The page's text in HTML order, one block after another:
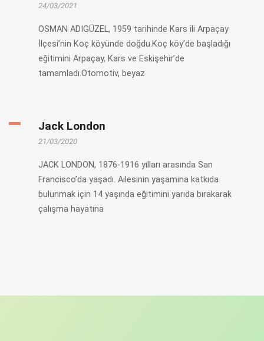
24/03/2021
OSMAN ADIGÜZEL, 1959 tarihinde Kars ili Arpaçay
İlçesi’nin Koç köyünde doğdu.Koç köy’de başladığı
eğitimini Arpaçay, Kars ve Eskişehir’de
tamamladı.Otomotiv, beyaz
Jack London
21/03/2020
JACK LONDON, 1876-1916 yılları arasında San
Francisco’da yaşadı. Ailesinin yaşamına katkıda
bulunmak için 14 yaşında eğitimini yarıda bırakarak
çalışma hayatına